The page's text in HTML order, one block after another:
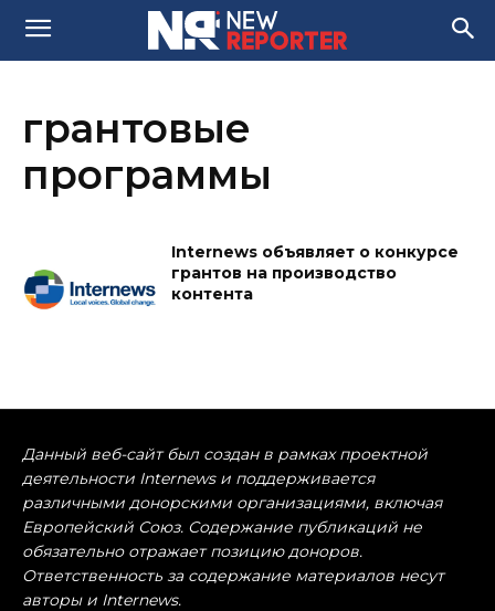
грантовые
программы
Internews объявляет о конкурсе
грантов на производство
контента
Данный веб-сайт был создан в рамках проектной
деятельности Internews и поддерживается
различными донорскими организациями, включая
Европейский Союз. Содержание публикаций не
обязательно отражает позицию доноров.
Ответственность за содержание материалов несут
авторы и Internews.